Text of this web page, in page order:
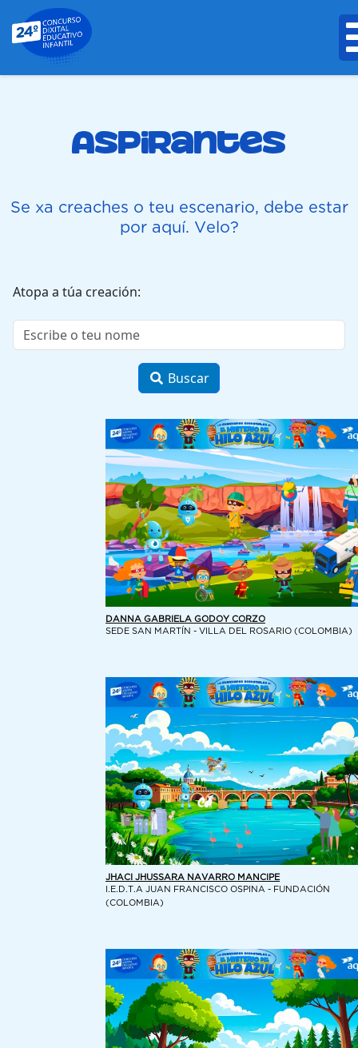
Aspirantes
Se xa creaches o teu escenario, debe estar
por aquí. Velo?
Buscar
DANNA GABRIELA GODOY CORZO
SEDE SAN MARTÍN - VILLA DEL ROSARIO (COLOMBIA)
JHACI JHUSSARA NAVARRO MANCIPE
I.E.D.T.A JUAN FRANCISCO OSPINA - FUNDACIÓN
(COLOMBIA)